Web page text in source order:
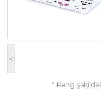
<
* Rəng